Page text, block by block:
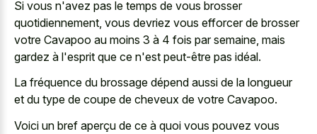
Si vous n'avez pas le temps de vous brosser
quotidiennement, vous devriez vous efforcer de brosser
votre Cavapoo au moins 3 à 4 fois par semaine, mais
gardez à l'esprit que ce n'est peut-être pas idéal.
La fréquence du brossage dépend aussi de la longueur
et du type de coupe de cheveux de votre Cavapoo.
Voici un bref aperçu de ce à quoi vous pouvez vous